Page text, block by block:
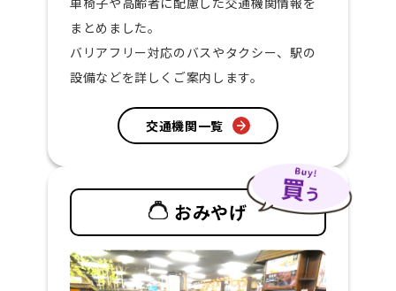
まとめました。
バリアフリー対応のバスやタクシー、駅の
設備などを詳しくご案内します。
交通機関一覧
おみやげ